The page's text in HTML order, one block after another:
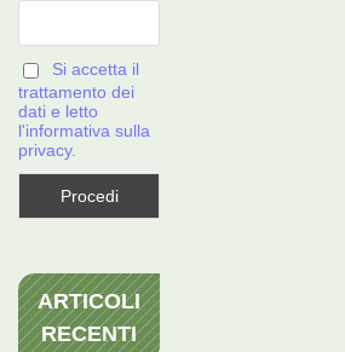
Si accetta il
trattamento dei
dati e letto
l'informativa sulla
privacy.
ARTICOLI
RECENTI